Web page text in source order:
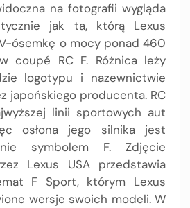
na fotografii wygląda
jak ta, którą Lexus
ósemkę o mocy ponad 460
coupé RC F. Różnica leży
logotypu i nazewnictwie
japońskiego producenta. RC
linii sportowych aut
osłona jego silnika jest
symbolem F. Zdjęcie
Lexus USA przedstawia
F Sport, którym Lexus
wersje swoich modeli. W